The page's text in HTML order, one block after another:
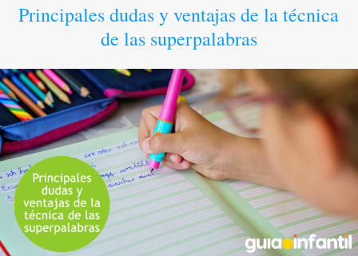
Principales dudas y ventajas de la técnica
de las superpalabras